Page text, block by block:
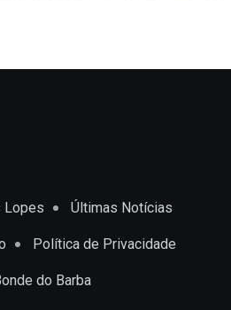
Lopes Últimas Notícias
Política de Privacidade
do Barba